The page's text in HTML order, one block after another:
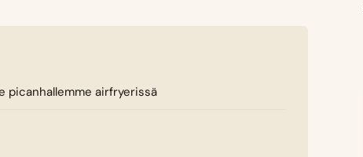
picanhallemme airfryerissä